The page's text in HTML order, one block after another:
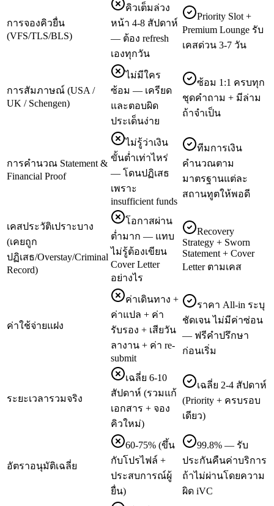
การจองคิวยื่น
(VFS/TLS/BLS)
คิวเต็มล่วง
หน้า 4-8 สัปดาห์
— ต้อง refresh
เองทุกวัน
Priority Slot +
Premium Lounge รับ
เคสด่วน 3-7 วัน
การสัมภาษณ์ (USA /
UK / Schengen)
ไม่มีใคร
ซ้อม — เครียด
และตอบผิด
ประเด็นง่าย
ซ้อม 1:1 ครบทุก
ชุดคำถาม + มีล่าม
ถ้าจำเป็น
การคำนวณ Statement &
Financial Proof
ไม่รู้ว่าเงิน
ขั้นต่ำเท่าไหร่
— โดนปฏิเสธ
เพราะ
insufficient funds
ทีมการเงิน
คำนวณตาม
มาตรฐานแต่ละ
สถานทูตให้พอดี
เคสประวัติเปราะบาง
(เคยถูก
ปฏิเสธ/Overstay/Criminal
Record)
โอกาสผ่าน
ต่ำมาก — แทบ
ไม่รู้ต้องเขียน
Cover Letter
อย่างไร
Recovery
Strategy + Sworn
Statement + Cover
Letter ตามเคส
ค่าใช้จ่ายแฝง
ค่าเดินทาง +
ค่าแปล + ค่า
รับรอง + เสียวัน
ลางาน + ค่า re-
submit
ราคา All-in ระบุ
ชัดเจน ไม่มีค่าซ่อน
— ฟรีคำปรึกษา
ก่อนเริ่ม
ระยะเวลารวมจริง
เฉลี่ย 6-10
สัปดาห์ (รวมแก้
เอกสาร + จอง
คิวใหม่)
เฉลี่ย 2-4 สัปดาห์
(Priority + ครบรอบ
เดียว)
อัตราอนุมัติเฉลี่ย
60-75% (ขึ้น
กับโปรไฟล์ +
ประสบการณ์ผู้
ยื่น)
99.8% — รับ
ประกันคืนค่าบริการ
ถ้าไม่ผ่านโดยความ
ผิด iVC